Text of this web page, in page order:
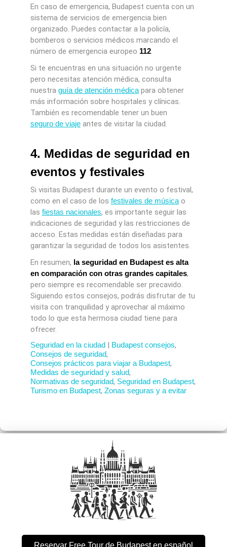
En caso de emergencia, Budapest cuenta con un
sistema de servicios de emergencia bien
organizado. Puedes contactar a la policía,
bomberos o servicios médicos marcando el
número de emergencia europeo 112.
Si te encuentras en una situación no urgente
pero necesitas atención médica, consulta
nuestra guía de atención médicapara obtener
más información sobre hospitales y clínicas.
También es recomendable tener un buen
seguro de viajeantes de visitar la ciudad.
4. Medidas de seguridad en
eventos y festivales
Si visitas Budapest durante un evento o festival,
como en el caso de los festivales de músicao
las fiestas nacionales, es importante seguir las
indicaciones de seguridad y las restricciones de
acceso. Estas medidas están diseñadas para
garantizar la seguridad de todos los asistentes.
En resumen, la seguridad en Budapest es alta
en comparación con otras grandes capitales,
pero siempre es recomendable ser precavido.
Siguiendo estos consejos, podrás disfrutar de tu
visita con tranquilidad y aprovechar al máximo
todo lo que esta hermosa ciudad tiene para
ofrecer.
Seguridad en la ciudad| Budapest consejos,
Consejos de seguridad,
Consejos prácticos para viajar a Budapest,
Medidas de seguridad y salud,
Normativas de seguridad, Seguridad en Budapest,
Turismo en Budapest, Zonas seguras y a evitar
Reservar Free Tour de Budapest en español